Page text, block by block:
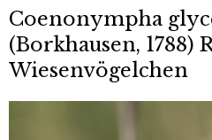
Coenonympha
(Borkhausen, 1788)
Wiesenvögelchen